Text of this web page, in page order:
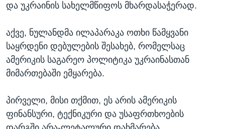
და უკრაინის სახელმწიფოს მხარდასაჭერად.
აქვე, ნულანდმა ილაპარაკა ოთხი წამყვანი
საყრდენი დებულების შესახებ, რომელსაც
ამერიკის საგარეო პოლიტიკა უკრაინასთან
მიმართებაში ემყარება.
პირველი, მისი თქმით, ეს არის ამერიკის
ფინანსური, ტექნიკური და უსაფრთხოების